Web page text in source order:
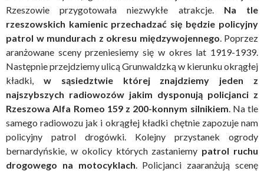
Rzeszowie przygotowała niezwykłe atrakcje.
Na tle
rzeszowskich kamienic przechadzać się będzie policyjny
patrol w mundurach z okresu międzywojennego . Poprzez
aranżowane sceny przeniesiemy się w okres lat 1919-1939.
Następnie przejdziemy ulicą Grunwaldzką w kierunku okrągłej
kładki, w sąsiedztwie której znajdziemy jeden z
najszybszych radiowozów jakim dysponują policjanci z
Rzeszowa Alfa Romeo 159 z 200-konnym silnikiem . Na tle
samego radiowozu jak i okrągłej kładki chętnie zapozuje nam
policyjny patrol drogówki. Kolejny przystanek ogrody
bernardyńskie, w okolicy których zastaniemy patrol ruchu
drogowego na motocyklach . Policjanci zaaranżują scenę